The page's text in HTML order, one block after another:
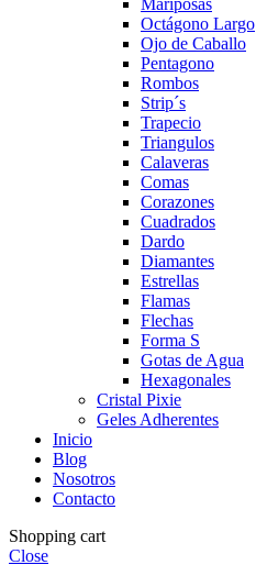
Mariposas
Octágono Largo
Ojo de Caballo
Pentagono
Rombos
Strip´s
Trapecio
Triangulos
Calaveras
Comas
Corazones
Cuadrados
Dardo
Diamantes
Estrellas
Flamas
Flechas
Forma S
Gotas de Agua
Hexagonales
Cristal Pixie
Geles Adherentes
Inicio
Blog
Nosotros
Contacto
Shopping cart
Close